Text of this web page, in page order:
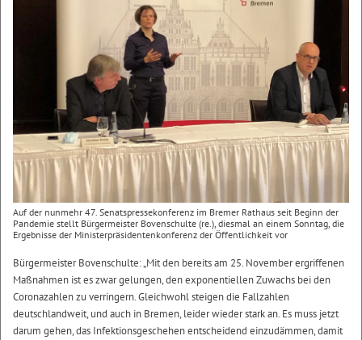
Auf der nunmehr 47. Senatspressekonferenz im Bremer Rathaus seit Beginn der
Pandemie stellt Bürgermeister Bovenschulte (re.), diesmal an einem Sonntag, die
Ergebnisse der Ministerpräsidentenkonferenz der Öffentlichkeit vor
Bürgermeister Bovenschulte: „Mit den bereits am 25. November ergriffenen
Maßnahmen ist es zwar gelungen, den exponentiellen Zuwachs bei den
Coronazahlen zu verringern. Gleichwohl steigen die Fallzahlen
deutschlandweit, und auch in Bremen, leider wieder stark an. Es muss jetzt
darum gehen, das Infektionsgeschehen entscheidend einzudämmen, damit